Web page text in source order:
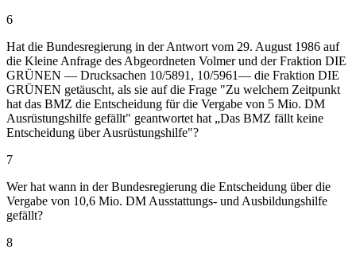
6
Hat die Bundesregierung in der Antwort vom 29. August 1986 auf
die Kleine Anfrage des Abgeordneten Volmer und der Fraktion DIE
GRÜNEN — Drucksachen 10/5891, 10/5961— die Fraktion DIE
GRÜNEN getäuscht, als sie auf die Frage "Zu welchem Zeitpunkt
hat das BMZ die Entscheidung für die Vergabe von 5 Mio. DM
Ausrüstungshilfe gefällt" geantwortet hat „Das BMZ fällt keine
Entscheidung über Ausrüstungshilfe"?
7
Wer hat wann in der Bundesregierung die Entscheidung über die
Vergabe von 10,6 Mio. DM Ausstattungs- und Ausbildungshilfe
gefällt?
8